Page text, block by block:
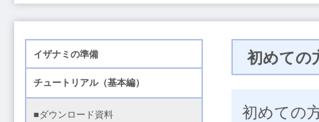
初めての
初めての